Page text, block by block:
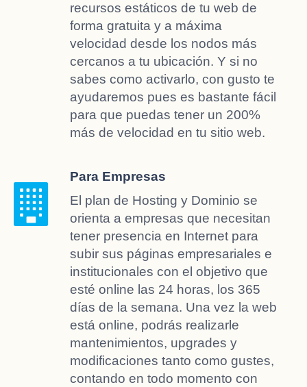
recursos estáticos de tu web de
forma gratuita y a máxima
velocidad desde los nodos más
cercanos a tu ubicación. Y si no
sabes como activarlo, con gusto te
ayudaremos pues es bastante fácil
para que puedas tener un 200%
más de velocidad en tu sitio web.
Para Empresas
El plan de Hosting y Dominio se
orienta a empresas que necesitan
tener presencia en Internet para
subir sus páginas empresariales e
institucionales con el objetivo que
esté online las 24 horas, los 365
días de la semana. Una vez la web
está online, podrás realizarle
mantenimientos, upgrades y
modificaciones tanto como gustes,
contando en todo momento con